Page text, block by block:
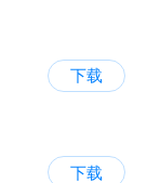
下载
下载